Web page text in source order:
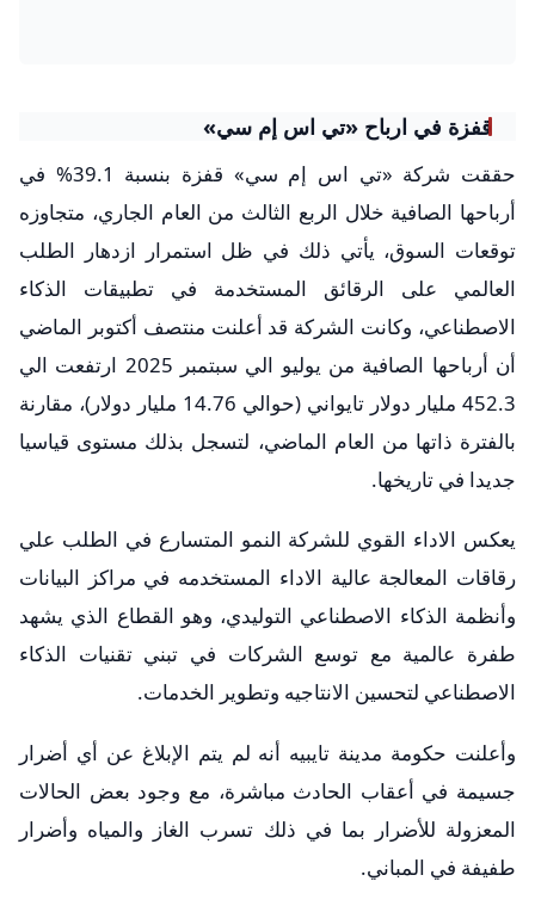
قفزة في ارباح «تي اس إم سي»
حققت شركة «تي اس إم سي» قفزة بنسبة 39.1% في
أرباحها الصافية خلال الربع الثالث من العام الجاري، متجاوزه
توقعات السوق، يأتي ذلك في ظل استمرار ازدهار الطلب
العالمي على الرقائق المستخدمة في تطبيقات الذكاء
الاصطناعي، وكانت الشركة قد أعلنت منتصف أكتوبر الماضي
أن أرباحها الصافية من يوليو الي سبتمبر 2025 ارتفعت الي
452.3 مليار دولار تايواني (حوالي 14.76 مليار دولار)، مقارنة
بالفترة ذاتها من العام الماضي، لتسجل بذلك مستوى قياسيا
جديدا في تاريخها.
يعكس الاداء القوي للشركة النمو المتسارع في الطلب علي
رقاقات المعالجة عالية الاداء المستخدمه في مراكز البيانات
وأنظمة الذكاء الاصطناعي التوليدي، وهو القطاع الذي يشهد
طفرة عالمية مع توسع الشركات في تبني تقنيات الذكاء
الاصطناعي لتحسين الانتاجيه وتطوير الخدمات.
وأعلنت حكومة مدينة تايبيه أنه لم يتم الإبلاغ عن أي أضرار
جسيمة في أعقاب الحادث مباشرة، مع وجود بعض الحالات
المعزولة للأضرار بما في ذلك تسرب الغاز والمياه وأضرار
طفيفة في المباني.